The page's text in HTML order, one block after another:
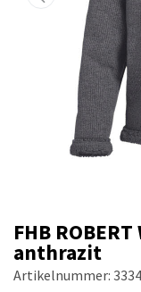
FHB
anthrazit
Artikelnummer: